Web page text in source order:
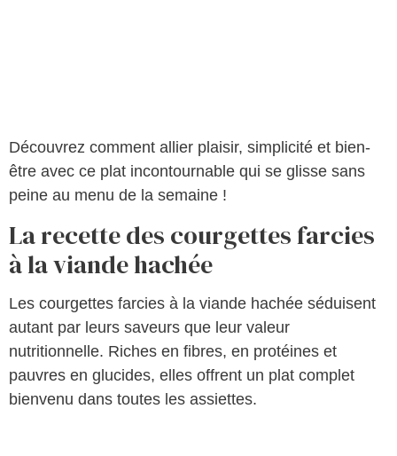
Découvrez comment allier plaisir, simplicité et bien-
être avec ce plat incontournable qui se glisse sans
peine au menu de la semaine !
La recette des courgettes farcies
à la viande hachée
Les courgettes farcies à la viande hachée séduisent
autant par leurs saveurs que leur valeur
nutritionnelle. Riches en fibres, en protéines et
pauvres en glucides, elles offrent un plat complet
bienvenu dans toutes les assiettes.